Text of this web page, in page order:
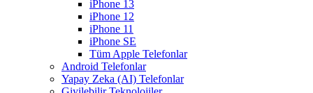
iPhone 13
iPhone 12
iPhone 11
iPhone SE
Tüm Apple Telefonlar
Android Telefonlar
Yapay Zeka (AI) Telefonlar